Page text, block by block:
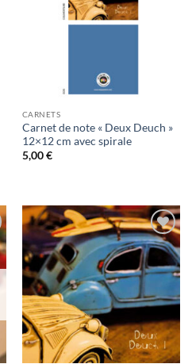
CARNETS
Carnet de note « Deux Deuch »
12×12 cm avec spirale
5,00€
Ajouter
wishlist